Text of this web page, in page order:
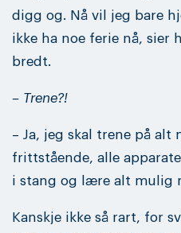
digg og. Nå vil jeg bare
ikke ha noe ferie nå, sier
bredt.
– Trene?!
– Ja, jeg skal trene på alt
frittstående, alle
i stang og lære alt mulig
Kanskje ikke så rart, for